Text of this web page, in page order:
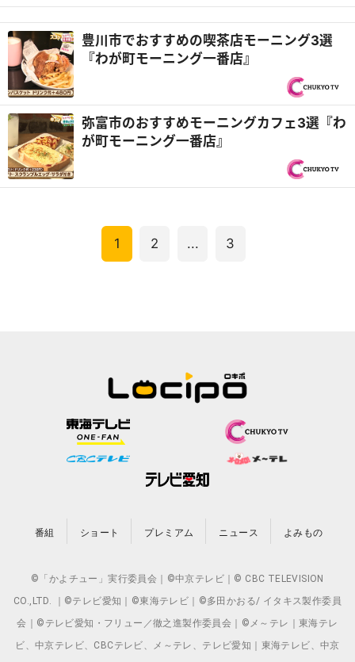
豊川市でおすすめの喫茶店モーニング3選
『わが町モーニング一番店』
弥富市のおすすめモーニングカフェ3選『わ
が町モーニング一番店』
1 2 ... 3
番組 ショート プレミアム ニュース よみもの
©「かよチュー」実行委員会｜©中京テレビ｜© CBC TELEVISION
CO.,LTD. ｜©テレビ愛知｜©東海テレビ｜©多田かおる/ イタキス製作委員
会｜©テレビ愛知・フリュー／徹之進製作委員会｜©メ～テレ｜東海テレ
ビ、中京テレビ、CBCテレビ、メ～テレ、テレビ愛知｜東海テレビ、中京